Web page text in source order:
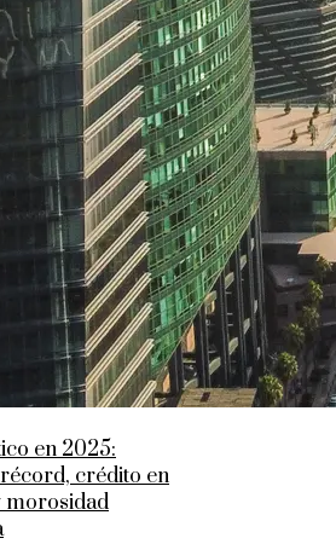
en 2025:
crédito en
morosidad